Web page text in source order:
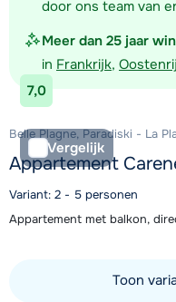
door ons team van
Meer dan 25 jaar
in Frankrijk,
7,0
Vergelijk
Belle Plagne, Paradiski - La
Appartement
Variant: 2 - 5 personen
Appartement met balkon,
Toon